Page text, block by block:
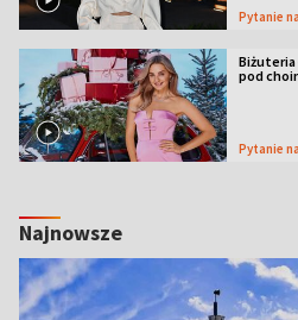
Pytanie
Biżuteria
pod
Pytanie
Najnowsze